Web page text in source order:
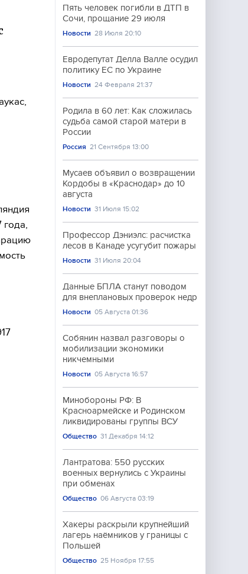
Пять человек погибли в ДТП в
Сочи, прощание 29 июля
Новости 28 Июля 20:10
Евродепутат Делла Валле осудил
политику ЕС по Украине
Новости 24 Февраля 21:37
Родила в 60 лет: Как сложилась
судьба самой старой матери в
России
Россия 21 Сентября 13:00
Мусаев объявил о возвращении
Кордобы в «Краснодар» до 10
августа
Новости 31 Июля 15:02
Профессор Дэниэлс: расчистка
лесов в Канаде усугубит пожары
Новости 31 Июля 20:04
Данные БПЛА станут поводом
для внеплановых проверок недр
Новости 05 Августа 01:36
Собянин назвал разговоры о
мобилизации экономики
никчемными
Новости 05 Августа 16:57
Минобороны РФ: В
Красноармейске и Родинском
ликвидированы группы ВСУ
Общество 31 Декабря 14:12
Лантратова: 550 русских
военных вернулись с Украины
при обменах
Общество 06 Августа 03:19
Хакеры раскрыли крупнейший
лагерь наёмников у границы с
Польшей
Общество 25 Ноября 17:55